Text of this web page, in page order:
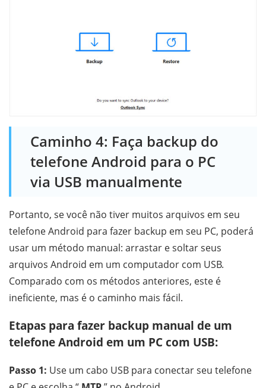
Caminho 4: Faça backup do
telefone Android para o PC
via USB manualmente
Portanto, se você não tiver muitos arquivos em seu
telefone Android para fazer backup em seu PC, poderá
usar um método manual: arrastar e soltar seus
arquivos Android em um computador com USB.
Comparado com os métodos anteriores, este é
ineficiente, mas é o caminho mais fácil.
Etapas para fazer backup manual de um
telefone Android em um PC com USB:
Passo 1: Use um cabo USB para conectar seu telefone